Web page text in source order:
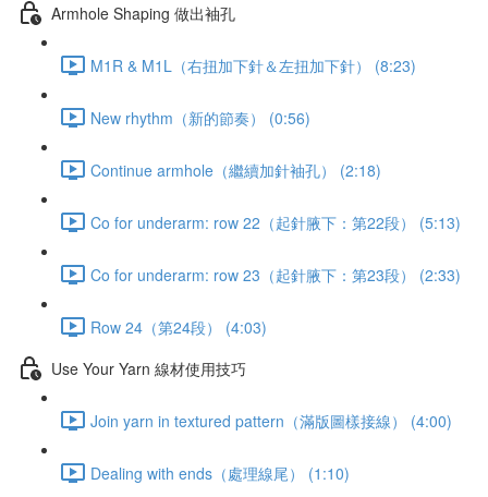
Armhole Shaping 做出袖孔
M1R & M1L（右扭加下針＆左扭加下針） (8:23)
New rhythm（新的節奏） (0:56)
Continue armhole（繼續加針袖孔） (2:18)
Co for underarm: row 22（起針腋下：第22段） (5:13)
Co for underarm: row 23（起針腋下：第23段） (2:33)
Row 24（第24段） (4:03)
Use Your Yarn 線材使用技巧
Join yarn in textured pattern（滿版圖樣接線） (4:00)
Dealing with ends（處理線尾） (1:10)